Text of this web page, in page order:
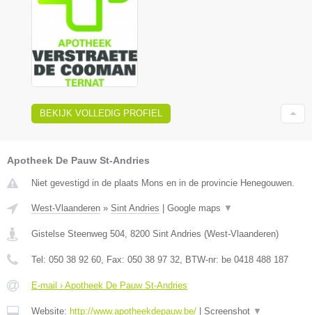
BEKIJK VOLLEDIG PROFIEL
Apotheek De Pauw St-Andries
Niet gevestigd in de plaats Mons en in de provincie Henegouwen.
West-Vlaanderen » Sint Andries Google maps ▼
Gistelse Steenweg 504, 8200 Sint Andries (West-Vlaanderen)
Tel: 050 38 92 60, Fax: 050 38 97 32, BTW-nr: be 0418 488 187
E-mail › Apotheek De Pauw St-Andries
Website: http://www.apotheekdepauw.be/ Screenshot ▼